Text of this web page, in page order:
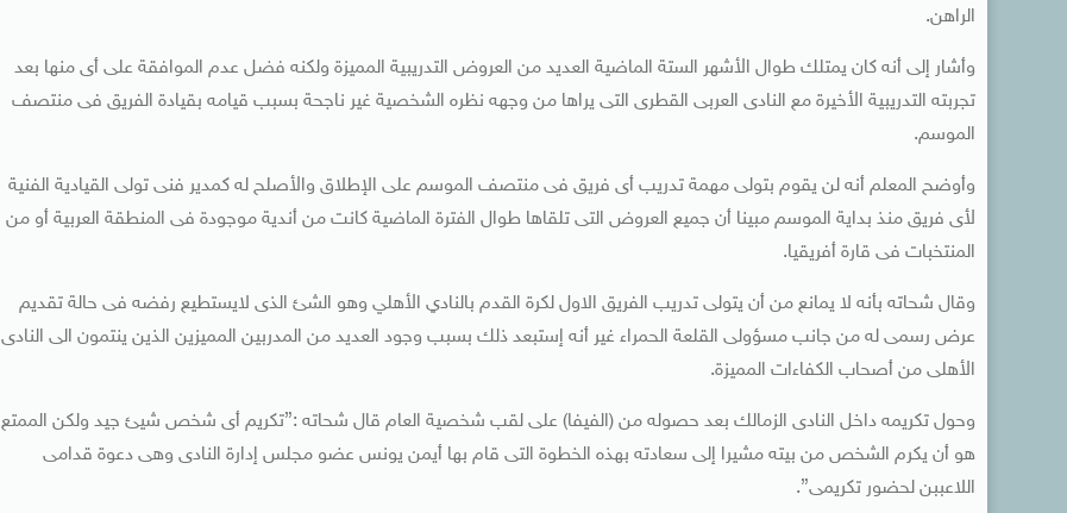
الراهن.
وأشار إلى أنه كان يمتلك طوال الأشهر الستة الماضية العديد من العروض التدريبية المميزة ولكنه فضل عدم الموافقة على أى منها بعد
تجربته التدريبية الأخيرة مع النادى العربى القطرى التى يراها من وجهه نظره الشخصية غير ناجحة بسبب قيامه بقيادة الفريق فى منتصف
الموسم.
وأوضح المعلم أنه لن يقوم بتولى مهمة تدريب أى فريق فى منتصف الموسم على الإطلاق والأصلح له كمدير فنى تولى القيادية الفنية
لأى فريق منذ بداية الموسم مبينا أن جميع العروض التى تلقاها طوال الفترة الماضية كانت من أندية موجودة فى المنطقة العربية أو من
المنتخبات فى قارة أفريقيا.
وقال شحاته بأنه لا يمانع من أن يتولى تدريب الفريق الاول لكرة القدم بالنادي الأهلي وهو الشئ الذى لايستطيع رفضه فى حالة تقديم
عرض رسمى له من جانب مسؤولى القلعة الحمراء غير أنه إستبعد ذلك بسبب وجود العديد من المدربين المميزين الذين ينتمون الى النادى
الأهلى من أصحاب الكفاءات المميزة.
وحول تكريمه داخل النادى الزمالك بعد حصوله من (الفيفا) على لقب شخصية العام قال شحاته :”تكريم أى شخص شيئ جيد ولكن الممتع
هو أن يكرم الشخص من بيته مشيرا إلى سعادته بهذه الخطوة التى قام بها أيمن يونس عضو مجلس إدارة النادى وهى دعوة قدامى
اللاعببن لحضور تكريمى”.